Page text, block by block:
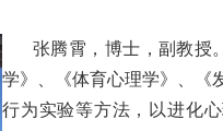
张腾霄，博士，副教授
学》、《体育心理学》、《
行为实验等方法，以进化